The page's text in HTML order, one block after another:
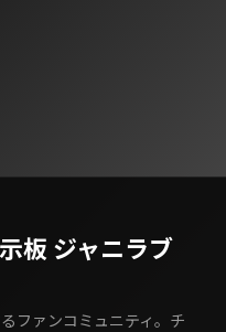
板 ジャニラブ
ファンコミュニティ。チ